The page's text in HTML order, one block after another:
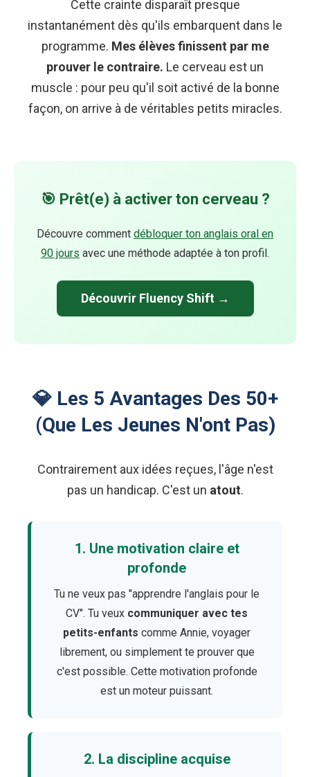
Cette crainte disparaît presque
instantanément dès qu'ils embarquent dans le
programme. Mes élèves finissent par me
prouver le contraire. Le cerveau est un
muscle : pour peu qu'il soit activé de la bonne
façon, on arrive à de véritables petits miracles.
🎯 Prêt(e) à activer ton cerveau ?
Découvre comment débloquer ton anglais oral en
90 jours avec une méthode adaptée à ton profil.
Découvrir Fluency Shift →
💎 Les 5 Avantages Des 50+
(Que Les Jeunes N'ont Pas)
Contrairement aux idées reçues, l'âge n'est
pas un handicap. C'est un atout.
1. Une motivation claire et
profonde
Tu ne veux pas "apprendre l'anglais pour le
CV". Tu veux communiquer avec tes
petits-enfants comme Annie, voyager
librement, ou simplement te prouver que
c'est possible. Cette motivation profonde
est un moteur puissant.
2. La discipline acquise